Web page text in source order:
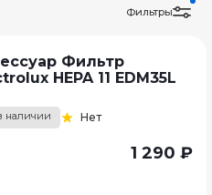
Фильтры
Фильтр
HEPA 11 EDM35L
наличии Нет
1 290 ₽